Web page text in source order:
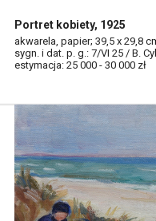
Portret kobiety, 1925
akwarela, papier; 39,5 x 29,8
sygn. i dat. p. g.: 7/VI 25 / B.
estymacja: 25 000 - 30 000 zł